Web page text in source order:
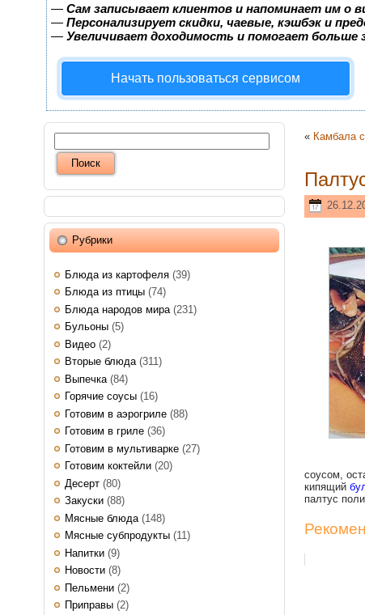
— Сам записывает клиентов и напоминает им о
— Персонализирует скидки, чаевые, кэшбэк и
— Увеличивает доходимость и помогает больше
Начать пользоваться сервисом
Рубрики
Блюда из картофеля (39)
Блюда из птицы (74)
Блюда народов мира (231)
Бульоны (5)
Видео (2)
Вторые блюда(311)
Выпечка (84)
Горячие соусы (16)
Готовим в аэрогриле (88)
Готовим в гриле (36)
Готовим в мультиварке (27)
Готовим коктейли (20)
Десерт (80)
Закуски (88)
Мясные блюда (148)
Мясные субпродукты (11)
Напитки (9)
Новости (8)
Пельмени (2)
Приправы (2)
« Камбала
соусом,
кипящий
палтус